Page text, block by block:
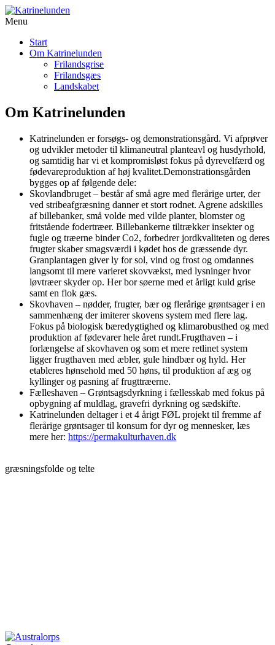
Menu
Start
Om Katrinelunden
Frilandsgrise
Frilandsgæs
Landskabet
Om Katrinelunden
Katrinelunden er forsøgs- og demonstrationsgård. Vi afprøver
og udvikler metoder til klimaneutral planteavl og husdyrhold,
og samtidig har vi et kompromisløst fokus på dyrevelfærd og
fødevareproduktion af høj kvalitet.Demonstrationsgården
bygges op af følgende dele:
Skovlandbruget – består af små agre med flerårige urter, der
ved stribeafgræsning danner et stort rodnet. Agrene adskilles
af billebanker, små volde med vilde planter, blomster og
fritstående fodertræer. Billebankerne tiltrækker insekter og
fugle og træerne binder Co2, forbedrer jordkvaliteten og deres
frugter skaber smagsværdi i kødet hos de græssende dyr.
Granplantagen giver ly for sol, vind og frost og omdannes
langsomt til mere varieret skovvækst, med lysninger hvor
løvtræer skyder op. Her bor søerne med et årligt kuld grise
samt en flok gæs.
Skovhaven – nødder, frugter, bær og flerårige grøntsager i en
sammenhæng der imiterer skovens system med flere lag.
Fokus på biologisk bæredygtighed og klimarobusthed og med
produktion af fødevarer hele året rundt.Frugthaven – i
forlængelse af skovhaven og som et mere retlinet system
ligger frugthaven med æbler, gule hindbær og hyld. Her
etableres hønsehold med 50 høns, til produktion af æg og
kyllinger og pasning af frugttræerne.
Fælleshaven – Grøntsagsdyrkning i fællesskab med fokus på
opbygning af muldlag, gravefri dyrkning og sædskifte.
Katrinelunden deltager i et 4 årigt FØL projekt til fremme af
flerårige grøntsager til konsum for dyr og mennesker, læs
mere her: https://permakulturhaven.dk
græsningsfolde og telte